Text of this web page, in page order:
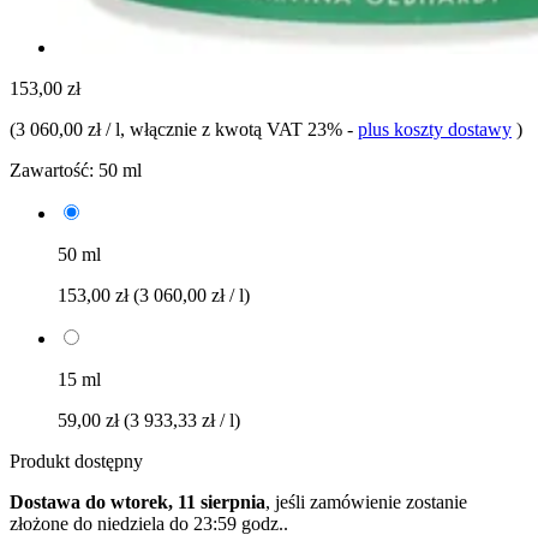
153,00 zł
(3 060,00 zł / l, włącznie z kwotą VAT 23% - plus koszty dostawy )
Zawartość: 50 ml
50 ml
153,00 zł(3 060,00 zł / l)
15 ml
59,00 zł(3 933,33 zł / l)
Produkt dostępny
Dostawa do wtorek, 11 sierpnia, jeśli zamówienie zostanie
złożone do niedziela do 23:59 godz..